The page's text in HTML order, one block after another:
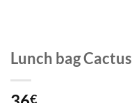
Lunch bag Cactus
€